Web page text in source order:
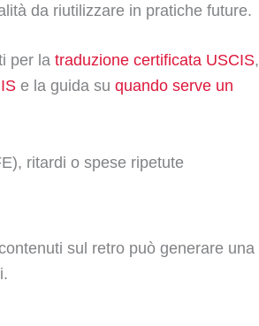
da riutilizzare in pratiche future.
per la traduzione certificata USCIS,
e la guida su quando serve un
ritardi o spese ripetute
sul retro può generare una